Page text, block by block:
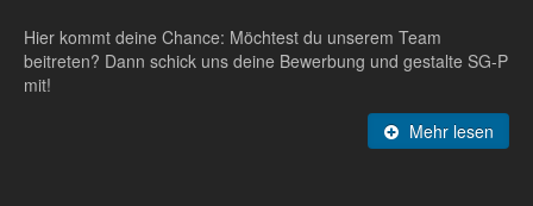
Hier kommt deine Chance: Möchtest du unserem Team
beitreten? Dann schick uns deine Bewerbung und gestalte SG-P
mit!
Mehr lesen